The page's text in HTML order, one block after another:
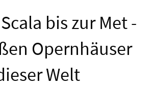
bis zur Met -
Opernhäuser
Welt